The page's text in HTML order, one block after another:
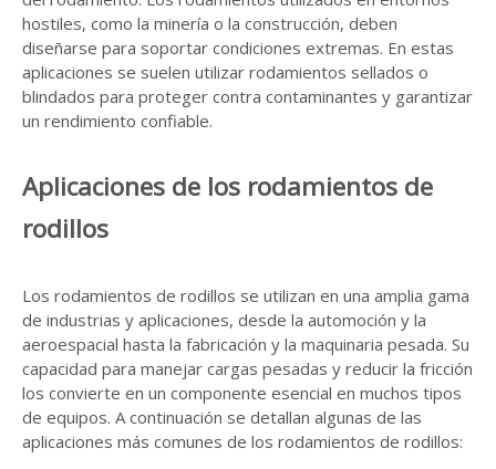
hostiles, como la minería o la construcción, deben
diseñarse para soportar condiciones extremas. En estas
aplicaciones se suelen utilizar rodamientos sellados o
blindados para proteger contra contaminantes y garantizar
un rendimiento confiable.
Aplicaciones de los rodamientos de
rodillos
Los rodamientos de rodillos se utilizan en una amplia gama
de industrias y aplicaciones, desde la automoción y la
aeroespacial hasta la fabricación y la maquinaria pesada. Su
capacidad para manejar cargas pesadas y reducir la fricción
los convierte en un componente esencial en muchos tipos
de equipos. A continuación se detallan algunas de las
aplicaciones más comunes de los rodamientos de rodillos: